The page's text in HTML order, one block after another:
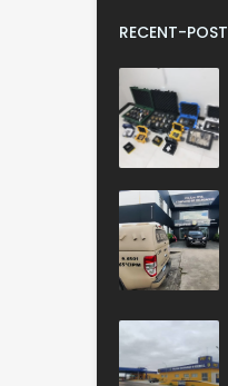
RECENT-POST